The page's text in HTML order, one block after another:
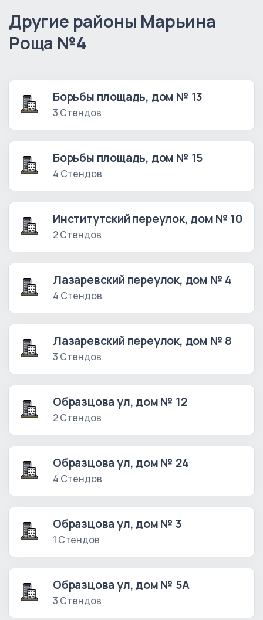
Другие районы Марьина
Роща №4
Борьбы площадь, дом № 13
3 Стендов
Борьбы площадь, дом № 15
4 Стендов
Институтский переулок, дом № 10
2 Стендов
Лазаревский переулок, дом № 4
4 Стендов
Лазаревский переулок, дом № 8
3 Стендов
Образцова ул, дом № 12
2 Стендов
Образцова ул, дом № 24
4 Стендов
Образцова ул, дом № 3
1 Стендов
Образцова ул, дом № 5А
3 Стендов